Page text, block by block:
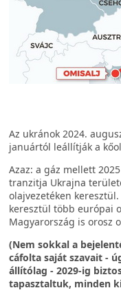
Az ukránok 2024.
januártól leállítják a
Azaz: a gáz mellett
tranzitja Ukrajna
olajvezetéken
keresztül több európai
Magyarország is orosz
(Nem sokkal a
cáfolta saját szavait -
állítólag - 2029-ig
tapasztaltuk, minden